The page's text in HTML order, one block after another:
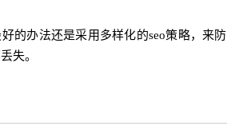
的办法还是采用多样化的seo策略，来
失。